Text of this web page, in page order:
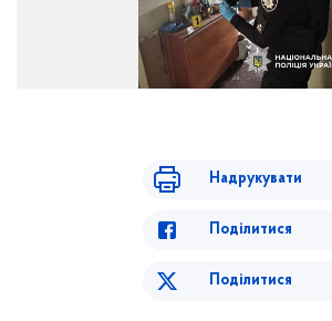
Надрукувати
Поділитися
Поділитися